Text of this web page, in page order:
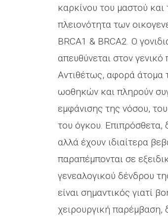
καρκίνου του μαστού
πλειονότητα των
BRCA1 & BRCA2. Ο
απευθύνεται στον
Αντιθέτως, αφορά άτομα
ωοθηκών και πληρούν
εμφάνισης της νόσου,
του όγκου. Επιπρόσθετα,
αλλά έχουν ιδιαίτερα
παραπέμπονται σε
γενεαλογικού δένδρου
είναι σημαντικός γιατί
χειρουργική παρέμβαση,